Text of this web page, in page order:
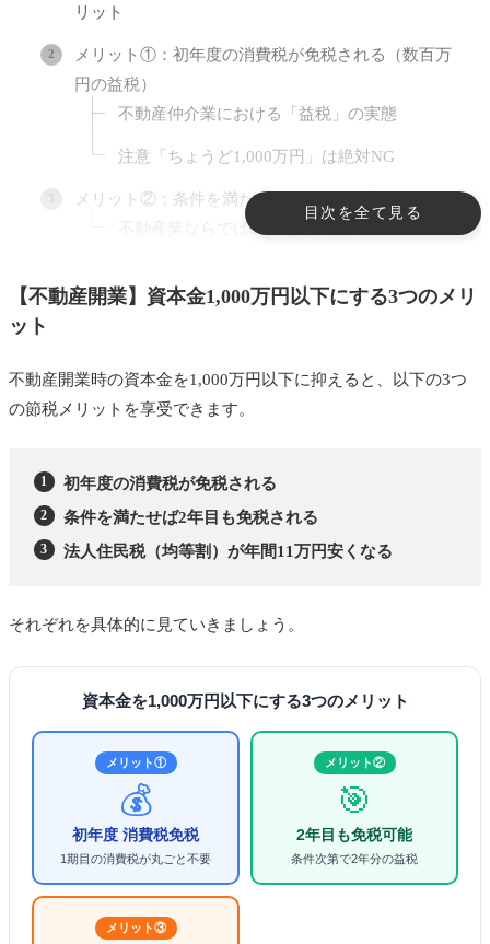
目次を全て見る
リット
メリット①：初年度の消費税が免税される（数百万
円の益税）
不動産仲介業における「益税」の実態
注意「ちょうど1,000万円」は絶対NG
メリット②：条件を満たせば2年目も免税される
不動産業ならではの戦略ポイント
東京都23区内・従業員50人以下の場合
【シミュレーション】資本金1,000万円「超」と
「以下」で納税額はこれだけ違う
納税額比較
2年間で622万円の資金差
1. 宅建業免許と保証協会への加入費用
【早見表】不動産開業事業規模別・資本金の決め方
まとめ
あわせて読みたい
【不動産開業】資本金1,000万円以下にする3つのメリ
ット
不動産開業時の資本金を1,000万円以下に抑えると、以下の3つ
の節税メリットを享受できます。
初年度の消費税が免税される
条件を満たせば2年目も免税される
法人住民税（均等割）が年間11万円安くなる
それぞれを具体的に見ていきましょう。
資本金を1,000万円以下にする3つのメリット
メリット①
💰
初年度 消費税免税
1期目の消費税が丸ごと不要
メリット②
🎯
2年目も免税可能
条件次第で2年分の益税
メリット③